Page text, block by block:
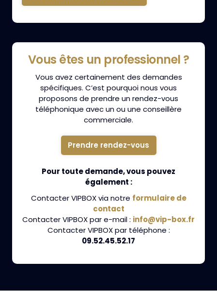
Vous êtes un professionnel ?
Vous avez certainement des demandes
spécifiques. C’est pourquoi nous vous
proposons de prendre un rendez-vous
téléphonique avec un ou une conseillère
commerciale.
Prendre rendez-vous
Pour toute demande, vous pouvez
également :
Contacter VIPBOX via notre formulaire de
contact
Contacter VIPBOX par e-mail : info@vip-box.fr
Contacter VIPBOX par téléphone :
09.52.45.52.17